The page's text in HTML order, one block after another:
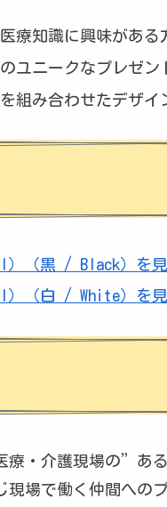
療知識に興味がある
ユニークなプレゼン
組み合わせたデザイ
）（黒 / Black）を
）（白 / White）を
療・介護現場の”あ
場で働く仲間への